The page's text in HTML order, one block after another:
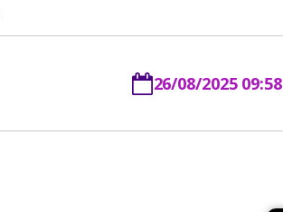
26/08/2025 09:58